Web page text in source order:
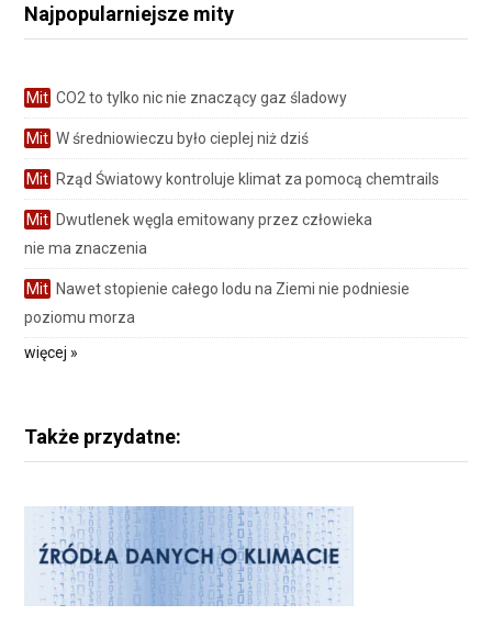
Najpopularniejsze mity
Mit CO2 to tylko nic nie znaczący gaz śladowy
Mit W średniowieczu było cieplej niż dziś
Mit Rząd Światowy kontroluje klimat za pomocą chemtrails
Mit Dwutlenek węgla emitowany przez człowieka
nie ma znaczenia
Mit Nawet stopienie całego lodu na Ziemi nie podniesie
poziomu morza
więcej »
Także przydatne: